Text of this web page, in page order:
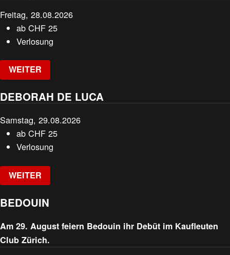
Freitag, 28.08.2026
abCHF 25
Verlosung
WEITER
DEBORAH DE LUCA
Samstag, 29.08.2026
abCHF 25
Verlosung
WEITER
BEDOUIN
Am 29. August feiern Bedouin ihr Debüt im Kaufleuten
Club Zürich.